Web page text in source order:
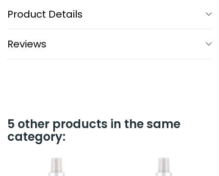
Product Details
Reviews
5 other products in the same
category: